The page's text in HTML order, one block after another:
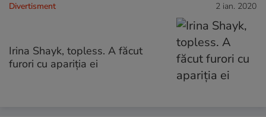
Divertisment 2 ian. 2020
Irina Shayk, topless. A făcut
furori cu apariția ei